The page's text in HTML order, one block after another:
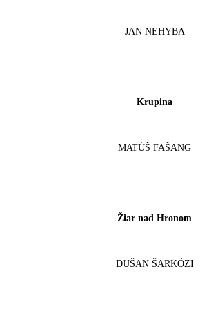
JAN NEHYBA
Krupina
MATÚŠ FAŠANG
Žiar nad Hronom
DUŠAN ŠARKÓZI